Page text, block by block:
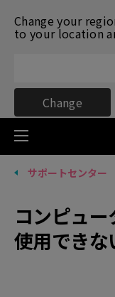
Change your
to your location
Change
サポートセンター
コンピュ
使用できな